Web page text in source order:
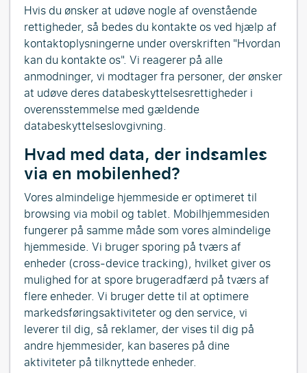
Hvis du ønsker at udøve nogle af ovenstående
rettigheder, så bedes du kontakte os ved hjælp af
kontaktoplysningerne under overskriften "Hvordan
kan du kontakte os". Vi reagerer på alle
anmodninger, vi modtager fra personer, der ønsker
at udøve deres databeskyttelsesrettigheder i
overensstemmelse med gældende
databeskyttelseslovgivning.
Hvad med data, der indsamles
via en mobilenhed?
Vores almindelige hjemmeside er optimeret til
browsing via mobil og tablet. Mobilhjemmesiden
fungerer på samme måde som vores almindelige
hjemmeside. Vi bruger sporing på tværs af
enheder (cross-device tracking), hvilket giver os
mulighed for at spore brugeradfærd på tværs af
flere enheder. Vi bruger dette til at optimere
markedsføringsaktiviteter og den service, vi
leverer til dig, så reklamer, der vises til dig på
andre hjemmesider, kan baseres på dine
aktiviteter på tilknyttede enheder.